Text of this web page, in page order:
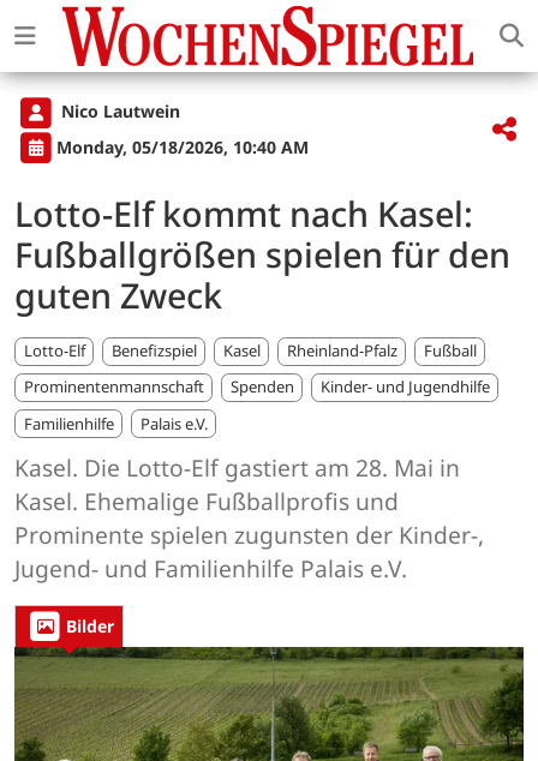
Nico Lautwein
Monday, 05/18/2026, 10:40 AM
Lotto-Elf kommt nach Kasel:
Fußballgrößen spielen für den
guten Zweck
Lotto-Elf Benefizspiel Kasel Rheinland-Pfalz
Fußball
Prominentenmannschaft
Spenden
Kinder- und Jugendhilfe
Familienhilfe
Palais e.V.
Kasel. Die Lotto-Elf gastiert am 28. Mai in
Kasel. Ehemalige Fußballprofis und
Prominente spielen zugunsten der Kinder-,
Jugend- und Familienhilfe Palais e.V.
Bilder